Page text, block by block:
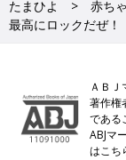
たまひよ 赤ち
最高にロックだぜ！
ＡＢＪ
著作権
である
ABJマ
はこ